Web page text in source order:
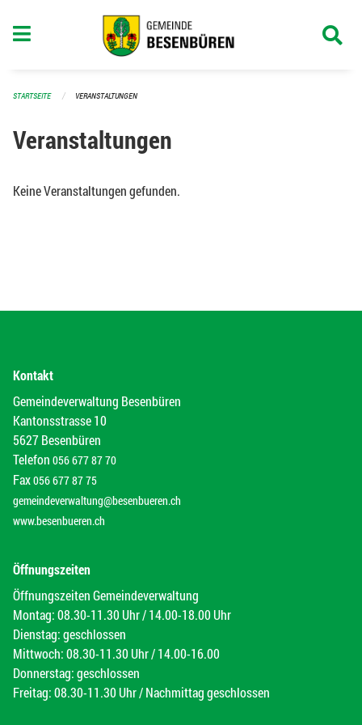
STARTSEITE VERANSTALTUNGEN
Veranstaltungen
Keine Veranstaltungen gefunden.
Kontakt
Gemeindeverwaltung Besenbüren
Kantonsstrasse 10
5627 Besenbüren
Telefon 056 677 87 70
Fax056 677 87 75
gemeindeverwaltung@besenbueren.ch
www.besenbueren.ch
Öffnungszeiten
Öffnungszeiten Gemeindeverwaltung
Montag: 08.30-11.30 Uhr / 14.00-18.00 Uhr
Dienstag: geschlossen
Mittwoch: 08.30-11.30 Uhr / 14.00-16.00
Donnerstag: geschlossen
Freitag: 08.30-11.30 Uhr / Nachmittag geschlossen